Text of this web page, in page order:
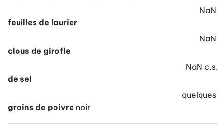
feuilles de laurier
NaN
clous de girofle
NaN
de sel
NaN c.s.
grains de poivre noir
quelques